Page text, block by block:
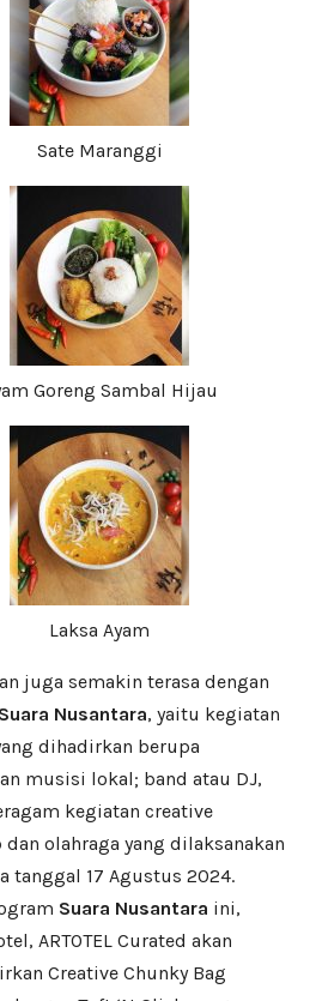
Sate Maranggi
Goreng Sambal Hijau
Laksa Ayam
juga semakin terasa dengan
Suara Nusantara, yaitu kegiatan
dihadirkan berupa
musisi lokal; band atau DJ,
kegiatan creative
olahraga yang dilaksanakan
tanggal 17 Agustus 2024.
Suara Nusantara ini,
ARTOTEL Curated akan
Creative Chunky Bag